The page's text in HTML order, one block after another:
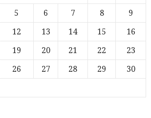
5 6 7 8
9
12 13 14 15
16
19 20 21 22
23
26 27 28 29
30